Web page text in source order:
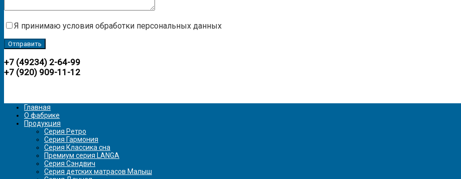
Я принимаю условия обработки персональных данных
+7 (49234) 2-64-99
+7 (920) 909-11-12
Главная
О фабрике
Продукция
Серия Ретро
Серия Гармония
Серия Классика сна
Премиум серия LANGA
Серия Сэндвич
Серия детских матрасов Малыш